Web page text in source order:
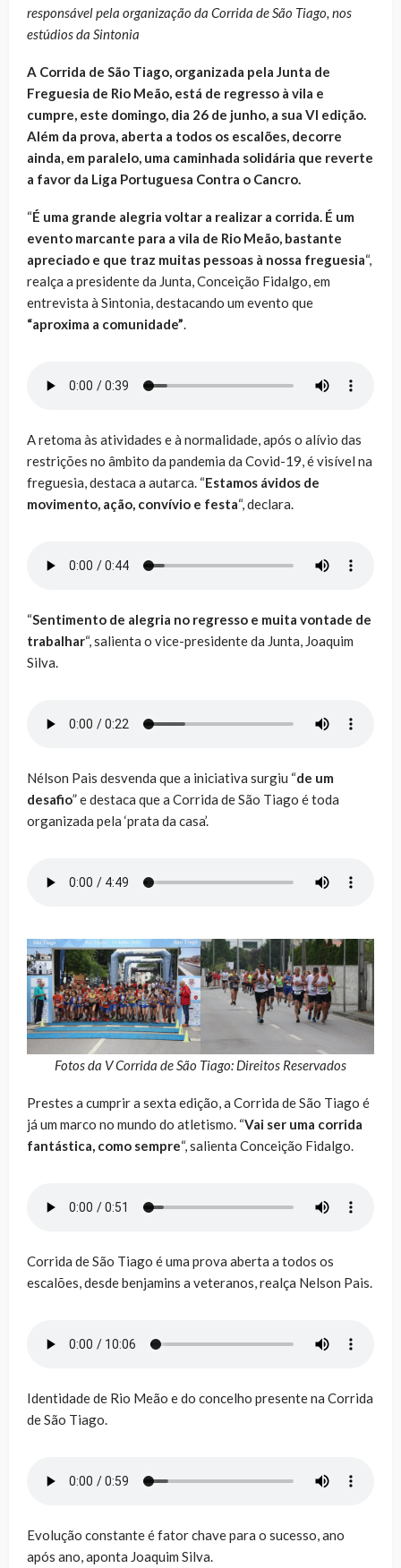
responsável pela organização da Corrida de São Tiago, nos
estúdios da Sintonia
A Corrida de São Tiago, organizada pela Junta de
Freguesia de Rio Meão, está de regresso à vila e
cumpre, este domingo, dia 26 de junho, a sua VI edição.
Além da prova, aberta a todos os escalões, decorre
ainda, em paralelo, uma caminhada solidária que reverte
a favor da Liga Portuguesa Contra o Cancro.
“É uma grande alegria voltar a realizar a corrida. É um
evento marcante para a vila de Rio Meão, bastante
apreciado e que traz muitas pessoas à nossa freguesia“,
realça a presidente da Junta, Conceição Fidalgo, em
entrevista à Sintonia, destacando um evento que
“aproxima a comunidade”.
A retoma às atividades e à normalidade, após o alívio das
restrições no âmbito da pandemia da Covid-19, é visível na
freguesia, destaca a autarca. “Estamos ávidos de
movimento, ação, convívio e festa“, declara.
“Sentimento de alegria no regresso e muita vontade de
trabalhar“, salienta o vice-presidente da Junta, Joaquim
Silva.
Nélson Pais desvenda que a iniciativa surgiu “de um
desafio” e destaca que a Corrida de São Tiago é toda
organizada pela ‘prata da casa’.
Fotos da V Corrida de São Tiago: Direitos Reservados
Prestes a cumprir a sexta edição, a Corrida de São Tiago é
já um marco no mundo do atletismo. “Vai ser uma corrida
fantástica, como sempre“, salienta Conceição Fidalgo.
Corrida de São Tiago é uma prova aberta a todos os
escalões, desde benjamins a veteranos, realça Nelson Pais.
Identidade de Rio Meão e do concelho presente na Corrida
de São Tiago.
Evolução constante é fator chave para o sucesso, ano
após ano, aponta Joaquim Silva.